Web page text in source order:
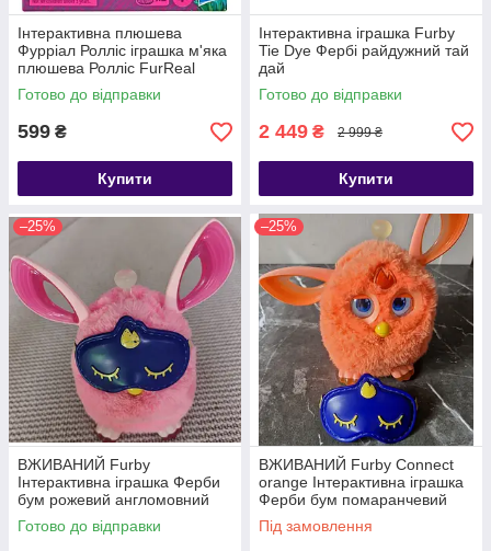
Інтерактивна плюшева
Фурріал Ролліс іграшка м'яка
плюшева Ролліс FurReal
Friends Rollies Hasbro
Готово до відправки
599 ₴
Купити
Інтерактивна іграшка Furby
Tie Dye Фербі райдужний тай
дай
Готово до відправки
2 449 ₴ 2 999 ₴
Купити
–25%
ВЖИВАНИЙ Furby
Інтерактивна іграшка Ферби
бум рожевий англомовний
Connect Pink
Готово до відправки
–25%
ВЖИВАНИЙ Furby Connect
orange Інтерактивна іграшка
Ферби бум помаранчевий
англомовний
Під замовлення